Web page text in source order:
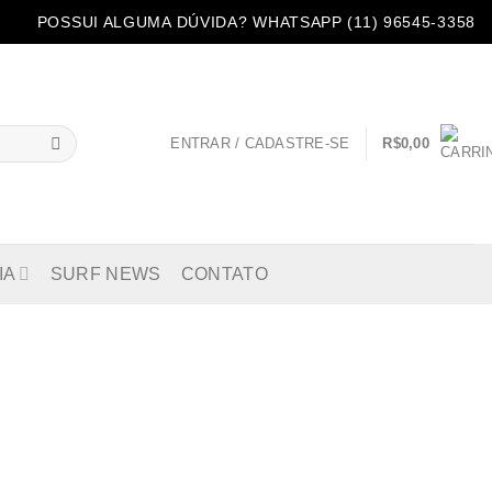
POSSUI ALGUMA DÚVIDA? WHATSAPP (11) 96545-3358
ENTRAR / CADASTRE-SE R$0,00
SURF NEWS CONTATO